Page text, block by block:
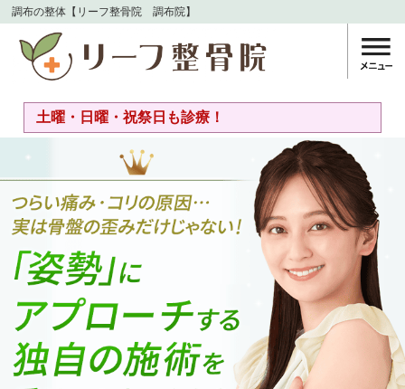
調布の整体【リーフ整骨院 調布院】
土曜・日曜・祝祭日も診療！